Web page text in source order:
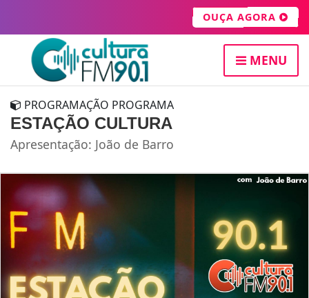
OUÇA AGORA
MENU
PROGRAMAÇÃO PROGRAMA
ESTAÇÃO CULTURA
Apresentação: João de Barro